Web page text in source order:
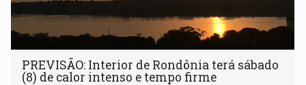
PREVISÃO: Interior de Rondônia terá sábado
(8) de calor intenso e tempo firme